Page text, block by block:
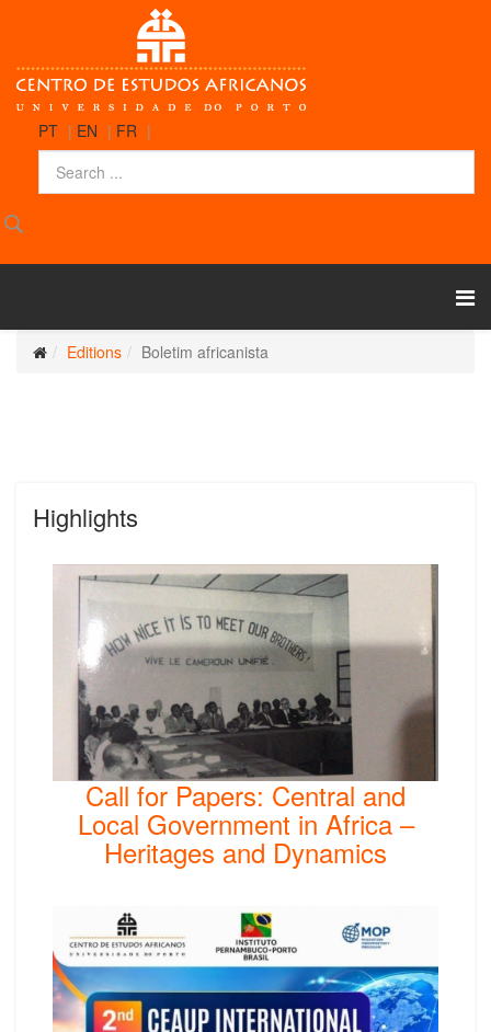
PT | EN | FR |
Editions Boletim africanista
Highlights
Call for Papers: Central and
Local Government in Africa –
Heritages and Dynamics